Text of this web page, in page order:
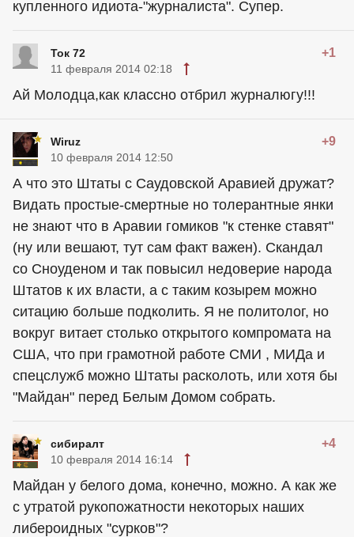
купленного идиота-"журналиста". Супер.
Ток 72 +1
11 февраля 2014 02:18
Ай Молодца,как классно отбрил журналюгу!!!
Wiruz +9
10 февраля 2014 12:50
А что это Штаты с Саудовской Аравией дружат?
Видать простые-смертные но толерантные янки
не знают что в Аравии гомиков "к стенке ставят"
(ну или вешают, тут сам факт важен). Скандал
со Сноуденом и так повысил недоверие народа
Штатов к их власти, а с таким козырем можно
ситацию больше подколить. Я не политолог, но
вокруг витает столько открытого компромата на
США, что при грамотной работе СМИ , МИДа и
спецслужб можно Штаты расколоть, или хотя бы
"Майдан" перед Белым Домом собрать.
сибиралт +4
10 февраля 2014 16:14
Майдан у белого дома, конечно, можно. А как же
с утратой рукопожатности некоторых наших
либероидных "сурков"?